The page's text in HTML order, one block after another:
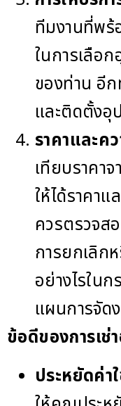
ทีมงานที่พร้
ในการเลือ
ของท่าน อี
และติดตั้งอุ
ราคาและค
เทียบราคา
ให้ได้ราคา
ควรตรวจส
การยกเลิก
อย่างไรใน
แผนการจัด
ข้อดีของการเ
ประหยัดค่า